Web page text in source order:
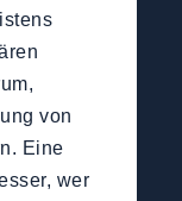
von
Eine
wer